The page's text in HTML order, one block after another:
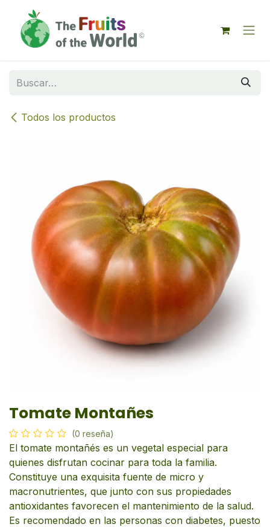
Todos los productos
Tomate Montañes
(0 reseña)
El tomate montañés es un vegetal especial para
quienes disfrutan cocinar para toda la familia.
Constituye una exquisita fuente de micro y
macronutrientes, que junto con sus propiedades
antioxidantes favorecen el mantenimiento de la salud.
Es recomendado en las personas con diabetes, puesto